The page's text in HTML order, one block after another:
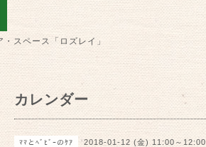
スペース「ロズレイ」
カレンダー
ﾏﾏとﾍﾞﾋﾞｰのｹｱ 2018-01-12 (金) 11:00～12:00